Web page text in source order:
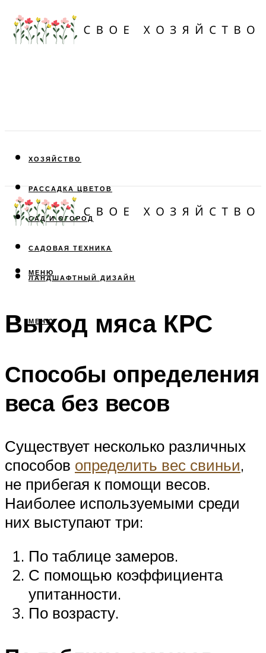
ХОЗЯЙСТВО
РАССАДКА ЦВЕТОВ
САД И ОГОРОД
САДОВАЯ ТЕХНИКА
ЛАНДШАФТНЫЙ ДИЗАЙН
МЕНЮ
МЕНЮ
Выход мяса КРС
Способы определения
веса без весов
Существует несколько различных
способов определить вес свиньи,
не прибегая к помощи весов.
Наиболее используемыми среди
них выступают три:
По таблице замеров.
С помощью коэффициента
упитанности.
По возрасту.